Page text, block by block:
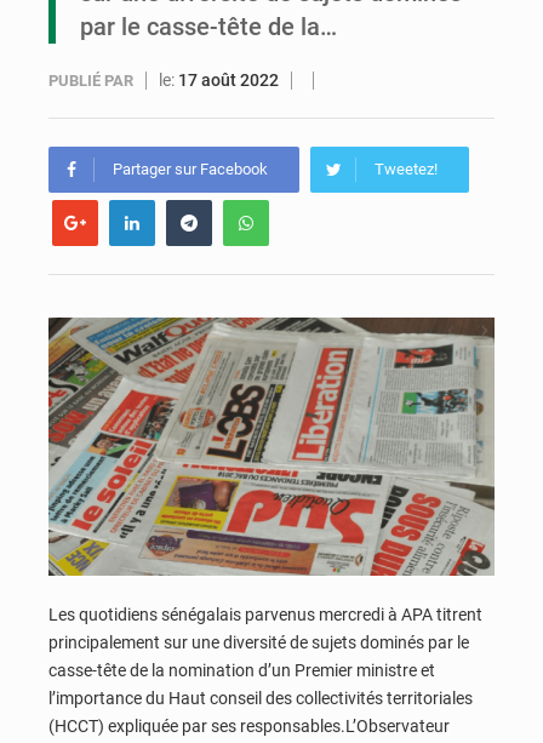
par le casse-tête de la…
PUBLIÉ PAR le: 17 août 2022
Partager sur Facebook Tweetez!
Les quotidiens sénégalais parvenus mercredi à APA titrent
principalement sur une diversité de sujets dominés par le
casse-tête de la nomination d’un Premier ministre et
l’importance du Haut conseil des collectivités territoriales
(HCCT) expliquée par ses responsables.L’Observateur